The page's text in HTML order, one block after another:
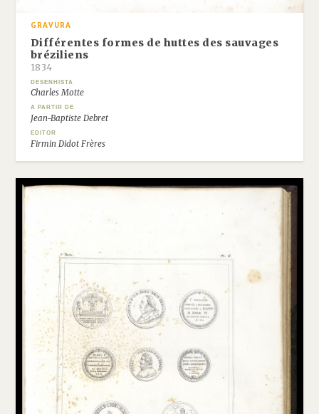
GRAVURA
Différentes formes de huttes des sauvages
bréziliens
1834
DESENHISTA
Charles Motte
A PARTIR DE
Jean-Baptiste Debret
EDITOR
Firmin Didot Frères